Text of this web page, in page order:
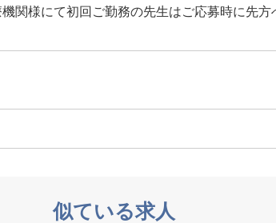
関様にて初回ご勤務の先生はご応募時に先方
似ている求人